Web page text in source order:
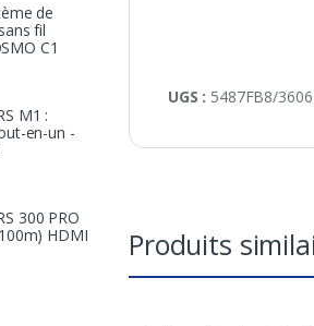
UGS : 5487FB8/3606
Produits
de
fil
C1
M1 :
en-un -
300 PRO
HDMI